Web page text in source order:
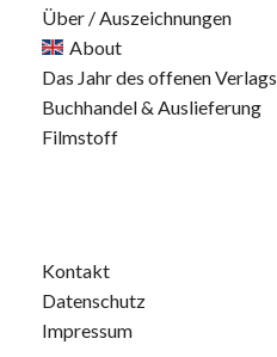
Über / Auszeichnungen
About
Das Jahr des offenen Verlags
Buchhandel & Auslieferung
Filmstoff
Kontakt
Datenschutz
Impressum